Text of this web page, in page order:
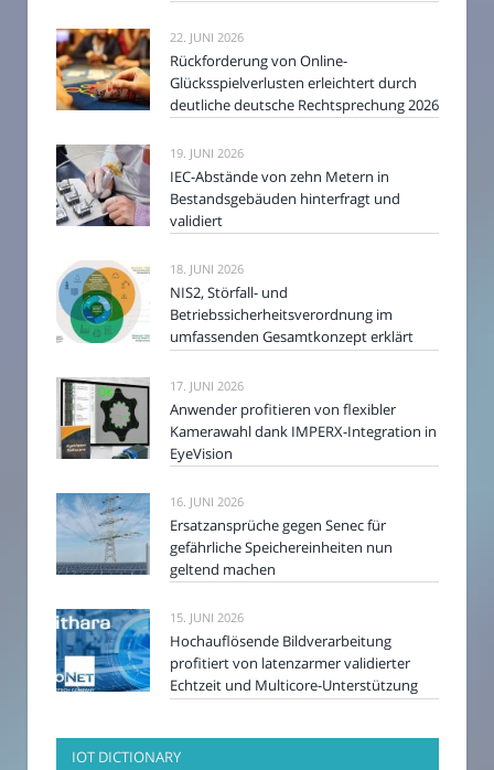
22. JUNI 2026
Rückforderung von Online-
Glücksspielverlusten erleichtert durch
deutliche deutsche Rechtsprechung 2026
19. JUNI 2026
IEC-Abstände von zehn Metern in
Bestandsgebäuden hinterfragt und
validiert
18. JUNI 2026
NIS2, Störfall- und
Betriebssicherheitsverordnung im
umfassenden Gesamtkonzept erklärt
17. JUNI 2026
Anwender profitieren von flexibler
Kamerawahl dank IMPERX-Integration in
EyeVision
16. JUNI 2026
Ersatzansprüche gegen Senec für
gefährliche Speichereinheiten nun
geltend machen
15. JUNI 2026
Hochauflösende Bildverarbeitung
profitiert von latenzarmer validierter
Echtzeit und Multicore-Unterstützung
IOT DICTIONARY